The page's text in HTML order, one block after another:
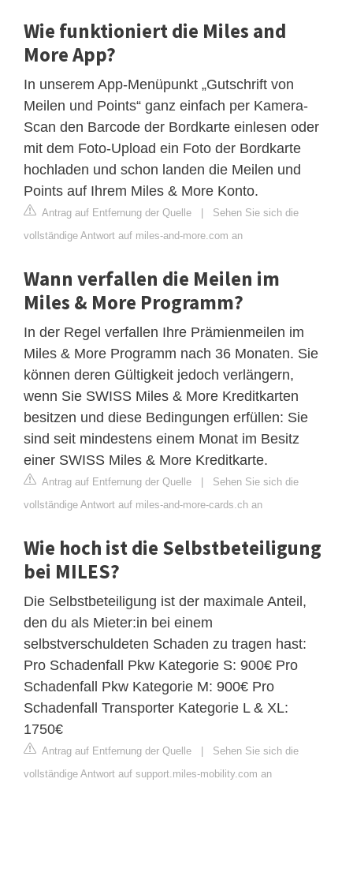
Wie funktioniert die Miles and
More App?
In unserem App-Menüpunkt „Gutschrift von
Meilen und Points“ ganz einfach per Kamera-
Scan den Barcode der Bordkarte einlesen oder
mit dem Foto-Upload ein Foto der Bordkarte
hochladen und schon landen die Meilen und
Points auf Ihrem Miles & More Konto.
Antrag auf Entfernung der Quelle | Sehen Sie sich die
vollständige Antwort auf miles-and-more.com an
Wann verfallen die Meilen im
Miles & More Programm?
In der Regel verfallen Ihre Prämienmeilen im
Miles & More Programm nach 36 Monaten. Sie
können deren Gültigkeit jedoch verlängern,
wenn Sie SWISS Miles & More Kreditkarten
besitzen und diese Bedingungen erfüllen: Sie
sind seit mindestens einem Monat im Besitz
einer SWISS Miles & More Kreditkarte.
Antrag auf Entfernung der Quelle | Sehen Sie sich die
vollständige Antwort auf miles-and-more-cards.ch an
Wie hoch ist die Selbstbeteiligung
bei MILES?
Die Selbstbeteiligung ist der maximale Anteil,
den du als Mieter:in bei einem
selbstverschuldeten Schaden zu tragen hast:
Pro Schadenfall Pkw Kategorie S: 900€ Pro
Schadenfall Pkw Kategorie M: 900€ Pro
Schadenfall Transporter Kategorie L & XL:
1750€
Antrag auf Entfernung der Quelle | Sehen Sie sich die
vollständige Antwort auf support.miles-mobility.com an